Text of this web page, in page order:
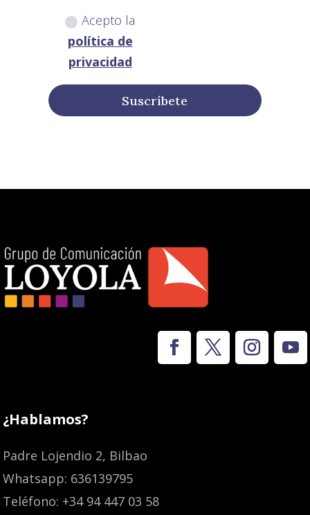
Acepto la
política de
privacidad
Suscríbete
¿Hablamos?
Padre Lojendio 2, Bilbao
Whatsapp: 636139795
Teléfono: +34 94 447 03 58